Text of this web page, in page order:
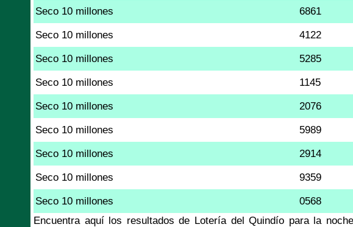
Seco 10 millones 6861
Seco 10 millones 4122
Seco 10 millones 5285
Seco 10 millones 1145
Seco 10 millones 2076
Seco 10 millones 5989
Seco 10 millones 2914
Seco 10 millones 9359
Seco 10 millones 0568
Encuentra aquí los resultados de Lotería del Quindío para la